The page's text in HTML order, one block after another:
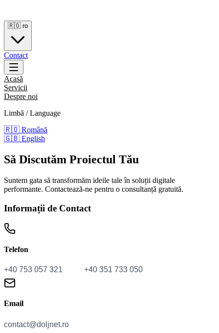
🇷🇴 ro
Contact
Acasă
Servicii
Despre noi
Limbă / Language
🇷🇴 Română
🇬🇧 English
Să Discutăm Proiectul Tău
Suntem gata să transformăm ideile tale în soluții digitale
performante. Contactează-ne pentru o consultanță gratuită.
Informații de Contact
Telefon
Email